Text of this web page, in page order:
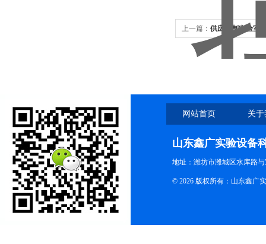
上一篇： 供应定制实验室
网站首页 关
山东鑫广实验设备
地址：潍坊市潍城区水库路
© 2026 版权所有：山东鑫广